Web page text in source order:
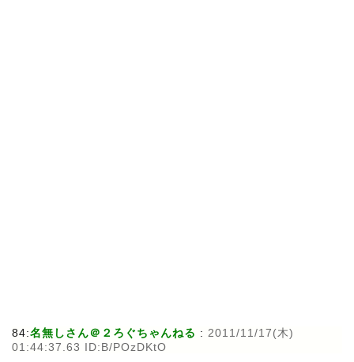
84:名無しさん＠２ろぐちゃんねる : 2011/11/17(木)
01:44:37.63 ID:B/POzDKtO